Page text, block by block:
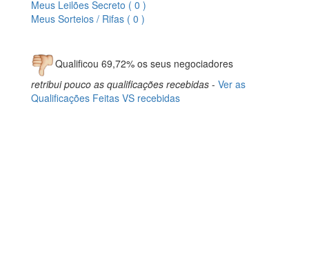
Meus Leilões Secreto ( 0 )
Meus Sorteios / Rifas ( 0 )
Qualificou 69,72% os seus negociadores
retribui pouco as qualificações recebidas - Ver as
Qualificações Feitas VS recebidas